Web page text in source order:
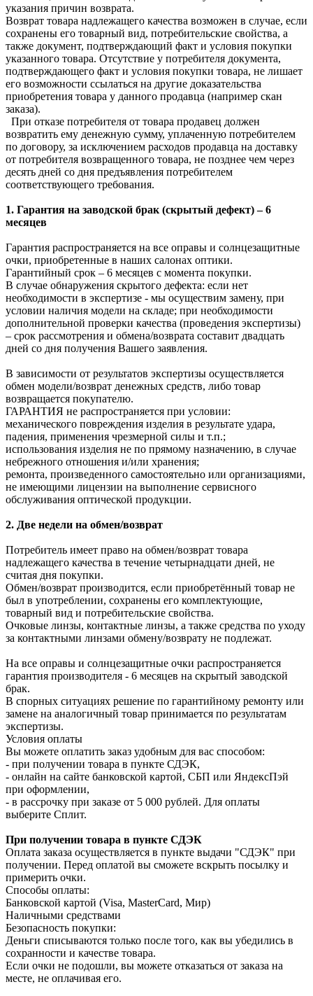
указания причин возврата.
Возврат товара надлежащего качества возможен в случае, если
сохранены его товарный вид, потребительские свойства, а
также документ, подтверждающий факт и условия покупки
указанного товара. Отсутствие у потребителя документа,
подтверждающего факт и условия покупки товара, не лишает
его возможности ссылаться на другие доказательства
приобретения товара у данного продавца (например скан
заказа).
При отказе потребителя от товара продавец должен
возвратить ему денежную сумму, уплаченную потребителем
по договору, за исключением расходов продавца на доставку
от потребителя возвращенного товара, не позднее чем через
десять дней со дня предъявления потребителем
соответствующего требования.
1. Гарантия на заводской брак (скрытый дефект) – 6
месяцев
Гарантия распространяется на все оправы и солнцезащитные
очки, приобретенные в наших салонах оптики.
Гарантийный срок – 6 месяцев с момента покупки.
В случае обнаружения скрытого дефекта: если нет
необходимости в экспертизе - мы осуществим замену, при
условии наличия модели на складе; при необходимости
дополнительной проверки качества (проведения экспертизы)
– срок рассмотрения и обмена/возврата составит двадцать
дней со дня получения Вашего заявления.
В зависимости от результатов экспертизы осуществляется
обмен модели/возврат денежных средств, либо товар
возвращается покупателю.
ГАРАНТИЯ не распространяется при условии:
механического повреждения изделия в результате удара,
падения, применения чрезмерной силы и т.п.;
использования изделия не по прямому назначению, в случае
небрежного отношения и/или хранения;
ремонта, произведенного самостоятельно или организациями,
не имеющими лицензии на выполнение сервисного
обслуживания оптической продукции.
2. Две недели на обмен/возврат
Потребитель имеет право на обмен/возврат товара
надлежащего качества в течение четырнадцати дней, не
считая дня покупки.
Обмен/возврат производится, если приобретённый товар не
был в употреблении, сохранены его комплектующие,
товарный вид и потребительские свойства.
Очковые линзы, контактные линзы, а также средства по уходу
за контактными линзами обмену/возврату не подлежат.
На все оправы и солнцезащитные очки распространяется
гарантия производителя - 6 месяцев на скрытый заводской
брак.
В спорных ситуациях решение по гарантийному ремонту или
замене на аналогичный товар принимается по результатам
экспертизы.
Условия оплаты
Вы можете оплатить заказ удобным для вас способом:
- при получении товара в пункте СДЭК,
- онлайн на сайте банковской картой, СБП или ЯндексПэй
при оформлении,
- в рассрочку при заказе от 5 000 рублей. Для оплаты
выберите Сплит.
При получении товара в пункте СДЭК
Оплата заказа осуществляется в пункте выдачи "СДЭК" при
получении. Перед оплатой вы сможете вскрыть посылку и
примерить очки.
Способы оплаты:
Банковской картой (Visa, MasterCard, Мир)
Наличными средствами
Безопасность покупки:
Деньги списываются только после того, как вы убедились в
сохранности и качестве товара.
Если очки не подошли, вы можете отказаться от заказа на
месте, не оплачивая его.